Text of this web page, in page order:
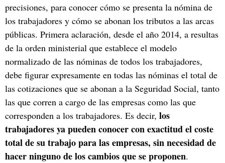
precisiones, para conocer cómo se presenta la nómina de
los trabajadores y cómo se abonan los tributos a las arcas
públicas. Primera aclaración, desde el año 2014, a resultas
de la orden ministerial que establece el modelo
normalizado de las nóminas de todos los trabajadores,
debe figurar expresamente en todas las nóminas el total de
las cotizaciones que se abonan a la Seguridad Social, tanto
las que corren a cargo de las empresas como las que
corresponden a los trabajadores. Es decir, los
trabajadores ya pueden conocer con exactitud el coste
total de su trabajo para las empresas, sin necesidad de
hacer ninguno de los cambios que se proponen.